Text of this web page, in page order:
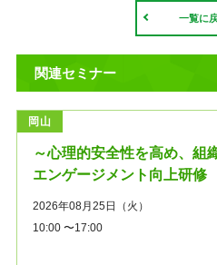
一覧に
関連セミナー
岡山
～心理的安全性を高め、組
エンゲージメント向上研修
2026年08月25日（火）
10:00 〜17:00